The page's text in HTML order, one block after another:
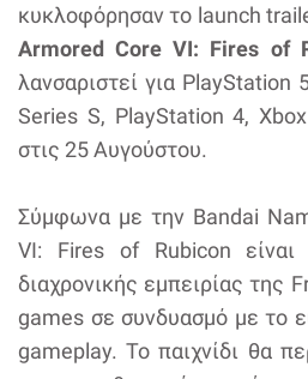
κυκλοφόρησαν το launch
Armored Core VI: Fires of
λανσαριστεί για PlayStation
Series S, PlayStation 4,
στις 25 Αυγούστου.
Σύμφωνα με την Bandai
VI: Fires of Rubicon
διαχρονικής εμπειρίας της
games σε συνδυασμό με το
gameplay. Το παιχνίδι θα